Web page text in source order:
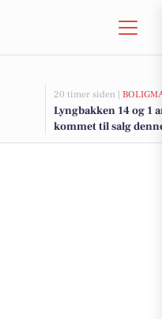
20 timer siden |
Lyngbakken 14 og 1
kommet til salg
boligerne her.